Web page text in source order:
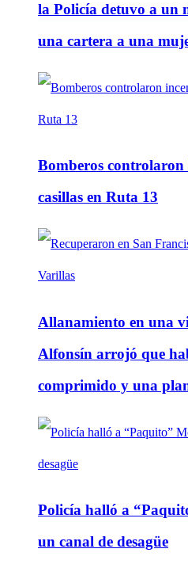
la Policía detuvo a un
una cartera a una
Bomberos
casillas en Ruta 13
Allanamiento en una
Alfonsín arrojó que
comprimido y una
Policía halló a
un canal de desagüe